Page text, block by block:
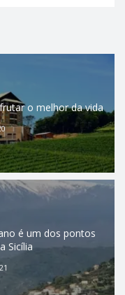
o melhor da vida
é um dos pontos
Sicília